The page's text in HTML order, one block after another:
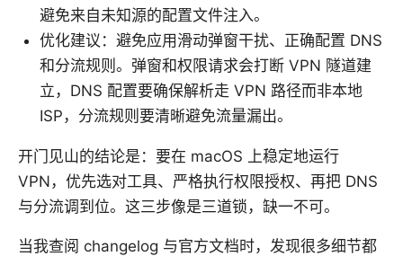
避免来自未知源的配置文件注入。
优化建议：避免应用滑动弹窗干扰、正确配置 DNS
和分流规则。弹窗和权限请求会打断 VPN 隧道建
立，DNS 配置要确保解析走 VPN 路径而非本地
ISP，分流规则要清晰避免流量漏出。
开门见山的结论是：要在 macOS 上稳定地运行
VPN，优先选对工具、严格执行权限授权、再把 DNS
与分流调到位。这三步像是三道锁，缺一不可。
当我查阅 changelog 与官方文档时，发现很多细节都